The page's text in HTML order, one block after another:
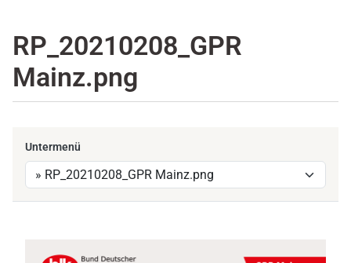
RP_20210208_GPR
Mainz.png
Untermenü